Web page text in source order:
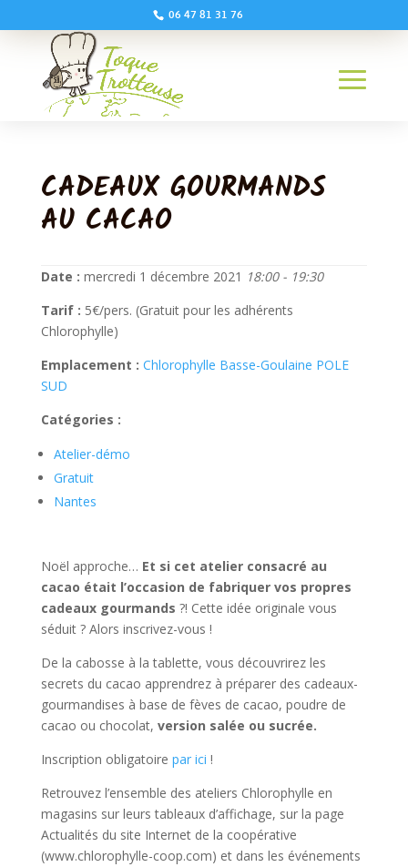
06 47 81 31 76
CADEAUX GOURMANDS
AU CACAO
Date : mercredi 1 décembre 2021 18:00 - 19:30
Tarif : 5€/pers. (Gratuit pour les adhérents
Chlorophylle)
Emplacement : Chlorophylle Basse-Goulaine POLE
SUD
Catégories :
Atelier-démo
Gratuit
Nantes
Noël approche… Et si cet atelier consacré au
cacao était l’occasion de fabriquer vos propres
cadeaux gourmands ?! Cette idée originale vous
séduit ? Alors inscrivez-vous !
De la cabosse à la tablette, vous découvrirez les
secrets du cacao apprendrez à préparer des cadeaux-
gourmandises à base de fèves de cacao, poudre de
cacao ou chocolat, version salée ou sucrée.
Inscription obligatoire par ici !
Retrouvez l’ensemble des ateliers Chlorophylle en
magasins sur leurs tableaux d’affichage, sur la page
Actualités du site Internet de la coopérative
(www.chlorophylle-coop.com) et dans les événements